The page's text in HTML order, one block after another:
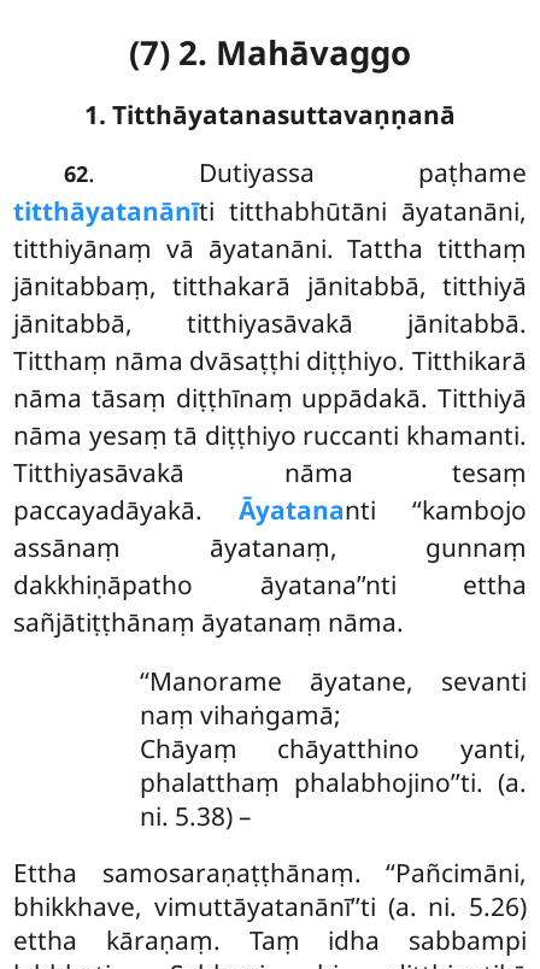
(7) 2. Mahāvaggo
1. Titthāyatanasuttavaṇṇanā
62. Dutiyassa paṭhame
titthāyatanānīti titthabhūtāni āyatanāni,
titthiyānaṃ vā āyatanāni. Tattha titthaṃ
jānitabbaṃ, titthakarā jānitabbā, titthiyā
jānitabbā, titthiyasāvakā jānitabbā.
Titthaṃ nāma dvāsaṭṭhi diṭṭhiyo. Titthikarā
nāma tāsaṃ diṭṭhīnaṃ uppādakā. Titthiyā
nāma yesaṃ tā diṭṭhiyo ruccanti khamanti.
Titthiyasāvakā nāma tesaṃ
paccayadāyakā. Āyatananti ‘‘kambojo
assānaṃ āyatanaṃ, gunnaṃ
dakkhiṇāpatho āyatana’’nti ettha
sañjātiṭṭhānaṃ āyatanaṃ nāma.
‘‘Manorame āyatane, sevanti
naṃ vihaṅgamā;
Chāyaṃ chāyatthino yanti,
phalatthaṃ phalabhojino’’ti. (a.
ni. 5.38) –
Ettha samosaraṇaṭṭhānaṃ. ‘‘Pañcimāni,
bhikkhave, vimuttāyatanānī’’ti (a. ni. 5.26)
ettha kāraṇaṃ. Taṃ idha sabbampi